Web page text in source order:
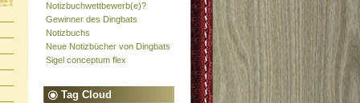
Notizbuchwettbewerb(e)?
Gewinner des Dingbats
Notizbuchs
Neue Notizbücher von Dingbats
Sigel conceptum flex
Tag Cloud